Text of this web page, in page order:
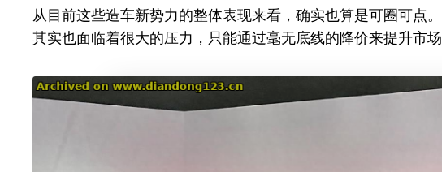
从目前这些造车新势力的整体表现来看，确实也算是可圈可点
其实也面临着很大的压力，只能通过毫无底线的降价来提升市场